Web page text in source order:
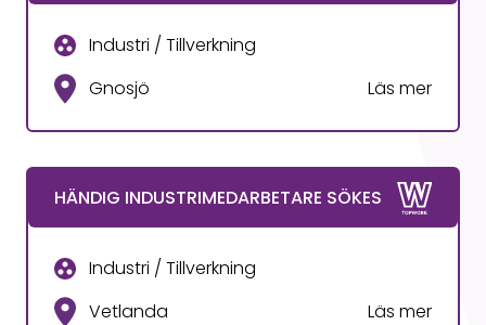
Industri / Tillverkning
Gnosjö
Läs mer
HÄNDIG INDUSTRIMEDARBETARE SÖKES
Industri / Tillverkning
Vetlanda
Läs mer